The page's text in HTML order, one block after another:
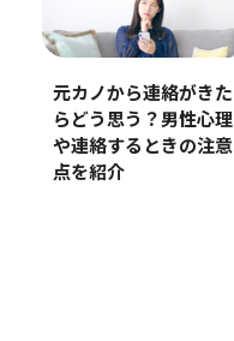
元カノから連絡がきた
らどう思う？男性心理
や連絡するときの注意
点を紹介